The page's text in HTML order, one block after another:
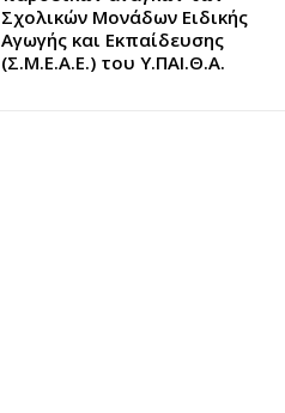
Σχολικών Μονάδων Ειδικής
Αγωγής και Εκπαίδευσης
(Σ.Μ.Ε.Α.Ε.) του Υ.ΠΑΙ.Θ.Α.